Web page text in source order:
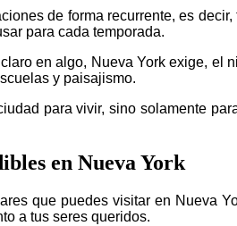
de forma recurrente, es
para cada temporada.
en algo, Nueva York exige,
y paisajismo.
para vivir, sino solamente
en Nueva York
que puedes visitar en Nueva
a tus seres queridos.